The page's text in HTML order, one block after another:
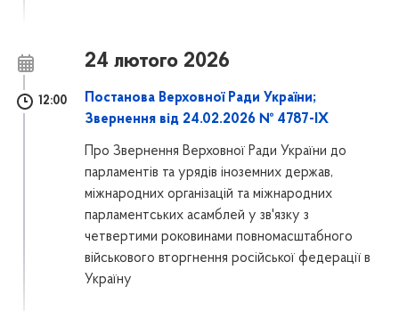
24 лютого 2026
12:00
Постанова Верховної Ради України;
Звернення від 24.02.2026 № 4787-IX
Про Звернення Верховної Ради України до
парламентів та урядів іноземних держав,
міжнародних організацій та міжнародних
парламентських асамблей у зв'язку з
четвертими роковинами повномасштабного
військового вторгнення російської федерації в
Україну